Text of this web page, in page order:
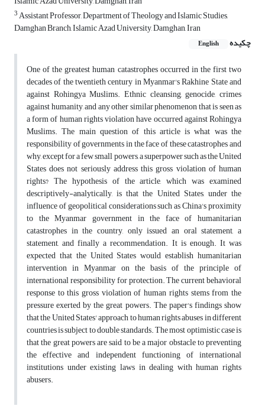
3Assistant Professor, Department of Theology and Islamic Studies,
Damghan Branch, Islamic Azad University, Damghan, Iran
چکیده
English
One of the greatest human catastrophes occurred in the first two
decades of the twentieth century in Myanmar's Rakhine State and
against Rohingya Muslims. Ethnic cleansing, genocide, crimes
against humanity, and any other similar phenomenon that is seen as
a form of human rights violation have occurred against Rohingya
Muslims. The main question of this article is what was the
responsibility of governments in the face of these catastrophes and
why, except for a few small powers, a superpower such as the United
States does not seriously address this gross violation of human
rights? The hypothesis of the article, which was examined
descriptively-analytically, is that the United States, under the
influence of geopolitical considerations such as China's proximity
to the Myanmar government in the face of humanitarian
catastrophes in the country, only issued an oral statement, a
statement, and finally a recommendation. It is enough. It was
expected that the United States would establish humanitarian
intervention in Myanmar on the basis of the principle of
international responsibility for protection. The current behavioral
response to this gross violation of human rights stems from the
pressure exerted by the great powers. The paper's findings show
that the United States' approach to human rights abuses in different
countries is subject to double standards. The most optimistic case is
that the great powers are said to be a major obstacle to preventing
the effective and independent functioning of international
institutions under existing laws in dealing with human rights
abusers.